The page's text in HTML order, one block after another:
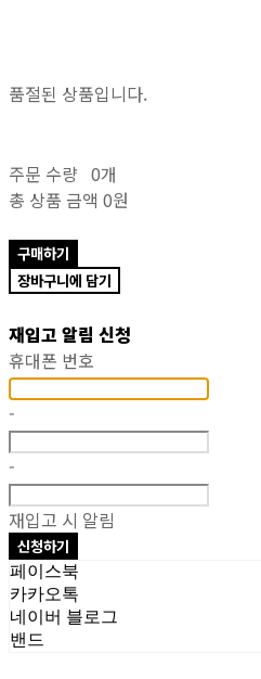
품절된 상품입니다.
주문 수량 0개
총 상품 금액 0원
구매하기
장바구니에 담기
재입고 알림 신청
휴대폰 번호
-
-
재입고 시 알림
신청하기
페이스북
카카오톡
네이버 블로그
밴드